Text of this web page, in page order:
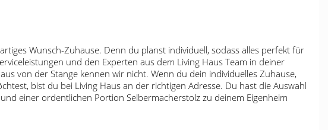
Wunsch-Zuhause. Denn du planst individuell, sodass alles perfekt für
und den Experten aus dem Living Haus Team in deiner
von der Stange kennen wir nicht. Wenn du dein individuelles Zuhause,
bist du bei Living Haus an der richtigen Adresse. Du hast die Auswahl
einer ordentlichen Portion Selbermacherstolz zu deinem Eigenheim